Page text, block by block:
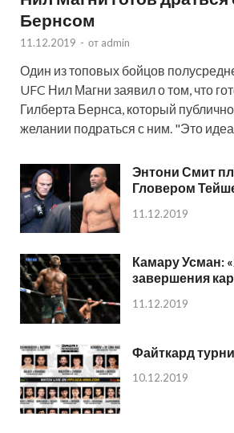
Бернсом
11.12.2019 - от admin
Один из топовых бойцов
UFC Нил Магни заявил о том, что
Гилберта Бернса, который
желании подраться с ним. "Это
Энтони Смит
Гловером
11.12.2019
Камару Усман:
завершения
11.12.2019
Файткард
10.12.2019